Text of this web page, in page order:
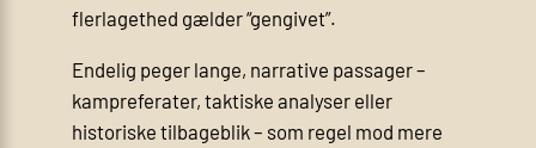
flerlagethed gælder “gengivet”.
Endelig peger lange, narrative passager –
kampreferater, taktiske analyser eller
historiske tilbageblik – som regel mod mere